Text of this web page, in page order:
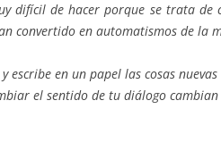
difícil de hacer porque se trata de
convertido en automatismos de la
escribe en un papel las cosas
el sentido de tu diálogo